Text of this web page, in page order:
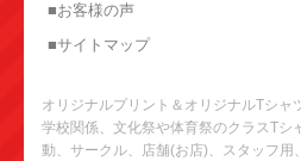
■お客様の声
■サイトマップ
オリジナルプリント＆オリジナルTシャ
学校関係、文化祭や体育祭のクラスTシ
動、サークル、店舗(お店)、スタッフ用